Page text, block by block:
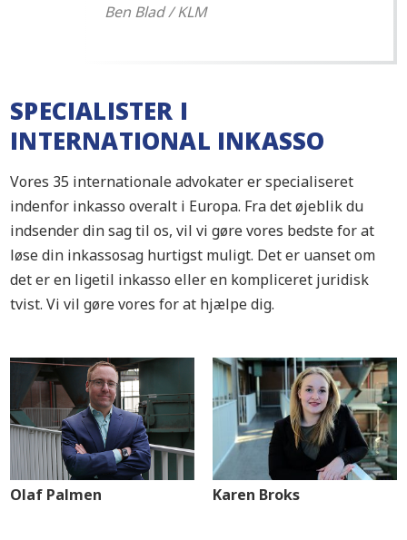
Ben Blad / KLM
SPECIALISTER I
INTERNATIONAL INKASSO
Vores 35 internationale advokater er specialiseret
indenfor inkasso overalt i Europa. Fra det øjeblik du
indsender din sag til os, vil vi gøre vores bedste for at
løse din inkassosag hurtigst muligt. Det er uanset om
det er en ligetil inkasso eller en kompliceret juridisk
tvist. Vi vil gøre vores for at hjælpe dig.
Olaf Palmen Karen Broks